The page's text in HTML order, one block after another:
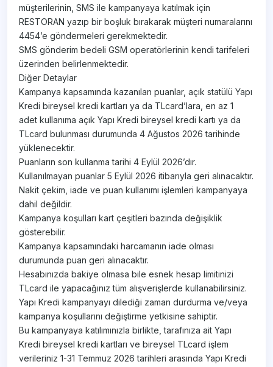
müşterilerinin, SMS ile kampanyaya katılmak için
RESTORAN yazıp bir boşluk bırakarak müşteri numaralarını
4454’e göndermeleri gerekmektedir.
SMS gönderim bedeli GSM operatörlerinin kendi tarifeleri
üzerinden belirlenmektedir.
Diğer Detaylar
Kampanya kapsamında kazanılan puanlar, açık statülü Yapı
Kredi bireysel kredi kartları ya da TLcard’lara, en az 1
adet kullanıma açık Yapı Kredi bireysel kredi kartı ya da
TLcard bulunması durumunda 4 Ağustos 2026 tarihinde
yüklenecektir.
Puanların son kullanma tarihi 4 Eylül 2026’dır.
Kullanılmayan puanlar 5 Eylül 2026 itibarıyla geri alınacaktır.
Nakit çekim, iade ve puan kullanımı işlemleri kampanyaya
dahil değildir.
Kampanya koşulları kart çeşitleri bazında değişiklik
gösterebilir.
Kampanya kapsamındaki harcamanın iade olması
durumunda puan geri alınacaktır.
Hesabınızda bakiye olmasa bile esnek hesap limitinizi
TLcard ile yapacağınız tüm alışverişlerde kullanabilirsiniz.
Yapı Kredi kampanyayı dilediği zaman durdurma ve/veya
kampanya koşullarını değiştirme yetkisine sahiptir.
Bu kampanyaya katılımınızla birlikte, tarafınıza ait Yapı
Kredi bireysel kredi kartları ve bireysel TLcard işlem
verileriniz 1-31 Temmuz 2026 tarihleri arasında Yapı Kredi